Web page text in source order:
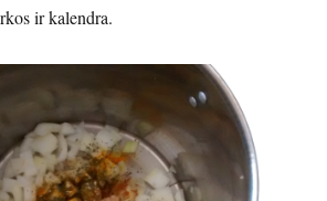
ir kalendra.